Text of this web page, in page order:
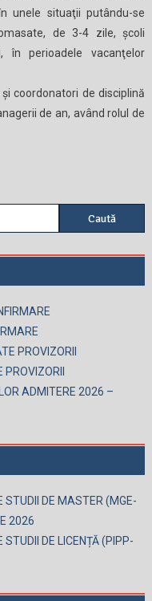
unele situaţii putându-se
de 3-4 zile, şcoli
în perioadele vacanţelor
coordonatori de disciplină
de an, având rolul de
după:
PROVIZORII
ADMITERE 2026 –
STUDII DE MASTER (MGE-
2026
STUDII DE LICENȚĂ (PIPP-